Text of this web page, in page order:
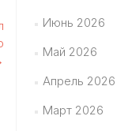
Июнь 2026
Май 2026
Апрель 2026
Март 2026